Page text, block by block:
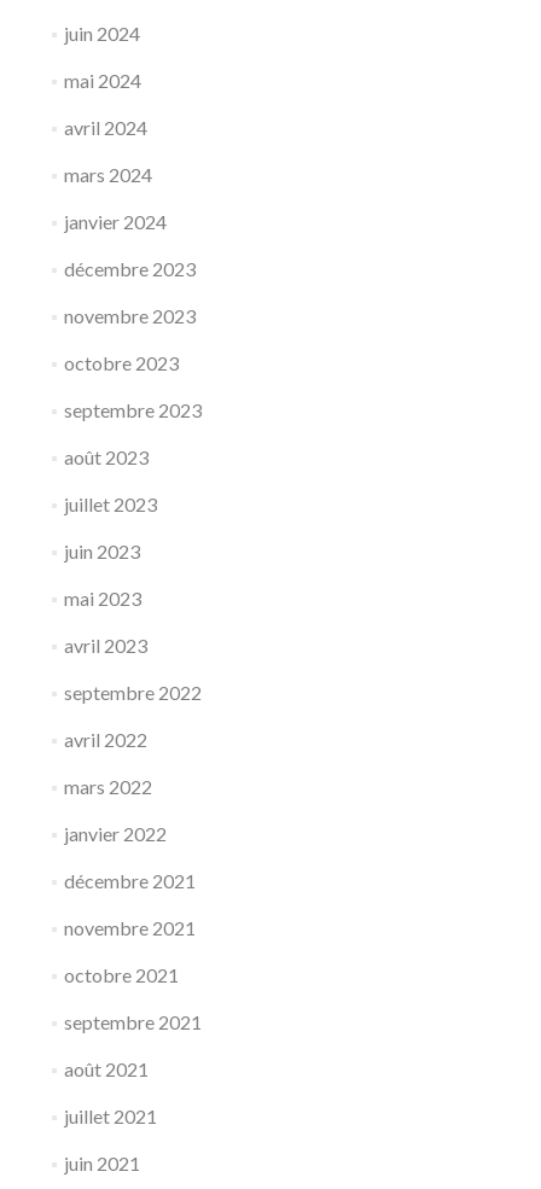
juin 2024
mai 2024
avril 2024
mars 2024
janvier 2024
décembre 2023
novembre 2023
octobre 2023
septembre 2023
août 2023
juillet 2023
juin 2023
mai 2023
avril 2023
septembre 2022
avril 2022
mars 2022
janvier 2022
décembre 2021
novembre 2021
octobre 2021
septembre 2021
août 2021
juillet 2021
juin 2021